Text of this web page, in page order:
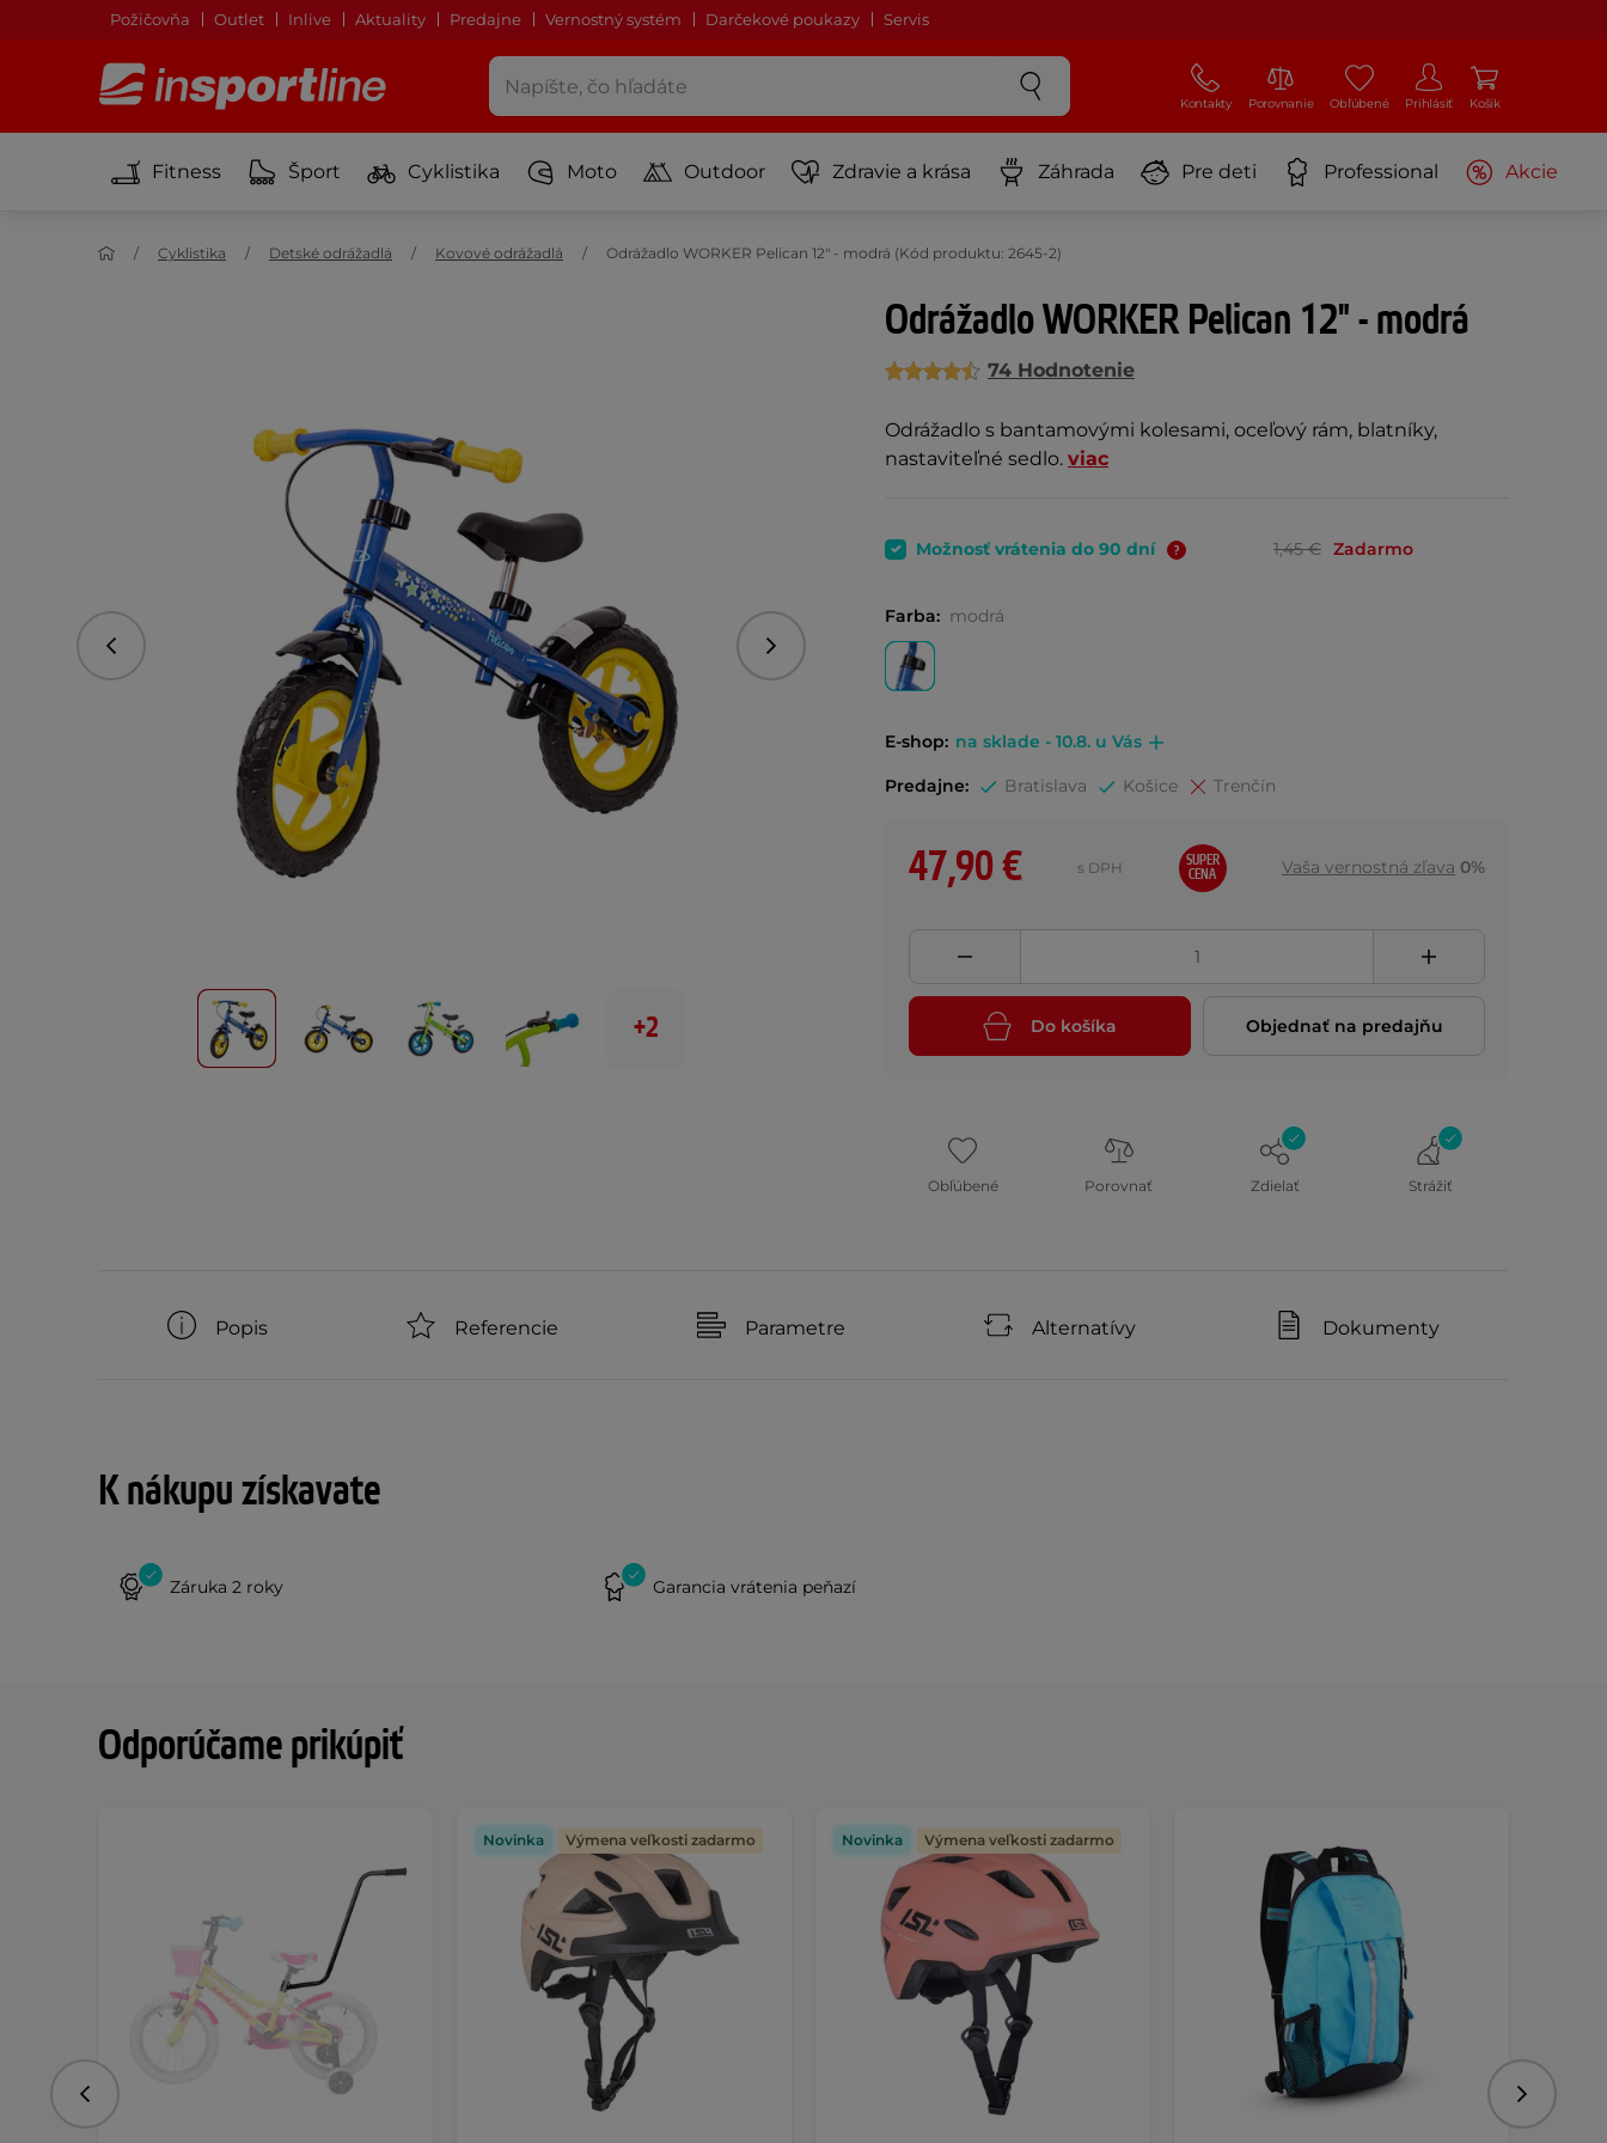
Požičovňa Outlet Inlive Aktuality Predajne Vernostný systém Darčekové poukazy Servis
Kontakty Porovnanie Obľúbené Prihlásiť Košík
Fitness Šport Cyklistika Moto Outdoor Zdravie a krása Záhrada Pre deti Professional Akcie
Cyklistika Detské odrážadlá Kovové odrážadlá Odrážadlo WORKER Pelican 12" - modrá (Kód produktu: 2645-2)
Odrážadlo WORKER Pelican 12" - modrá
74 Hodnotenie
Odrážadlo s bantamovými kolesami, oceľový rám, blatníky,
nastaviteľné sedlo. viac
Predchádzajúce Nasledujúce
+2
Možnosť vrátenia do 90 dní 1,45 € Zadarmo
Farba: modrá
E-shop: na sklade - 10.8. u Vás
Predajne: Bratislava Košice Trenčín
47,90 € s DPH
SUPER
CENA
Vaša vernostná zľava 0%
Do košíka Objednať na predajňu
Obľúbené Porovnať Zdielať Strážiť
Popis Referencie Parametre Alternatívy Dokumenty
K nákupu získavate
Záruka 2 roky Garancia vrátenia peňazí
Odporúčame prikúpiť
Novinka Výmena veľkosti zadarmo Novinka Výmena veľkosti zadarmo
Predchádzajúce